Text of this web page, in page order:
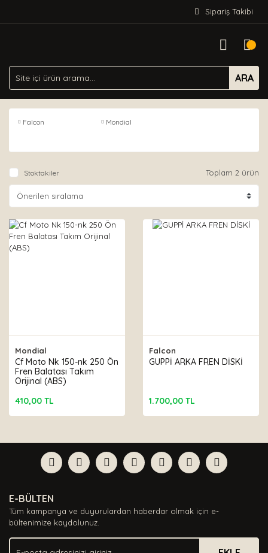
Sipariş Takibi
ARA
Falcon Mondial
Stoktakiler Toplam 2 ürün
Mondial
Cf Moto Nk 150-nk 250 Ön
Fren Balatası Takım
Orijinal (ABS)
410,00 TL
Falcon
GUPPİ ARKA FREN DİSKİ
1.700,00 TL
E-BÜLTEN
Tüm kampanya ve duyurulardan haberdar olmak için e-
bültenimize kaydolunuz.